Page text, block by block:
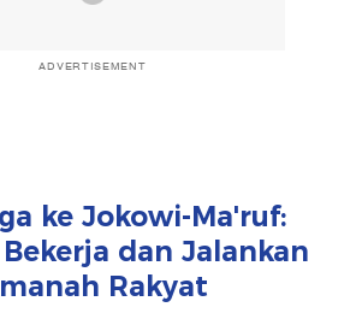
ADVERTISEMENT
ke Jokowi-Ma'ruf:
dan Jalankan
Rakyat